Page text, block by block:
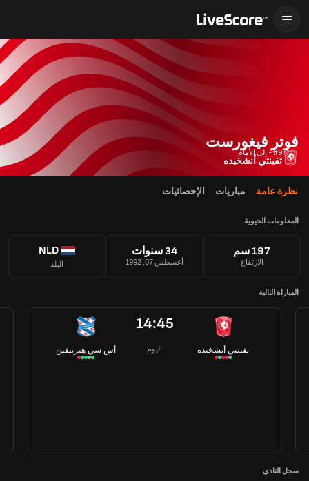
فوتر فيغورست
#9 - إلى الأمام
تفينتي أنشخيده
نظرة عامة مباريات الإحصائيات
المعلومات الحيوية
197 سم
الارتفاع
34 سنوات
أغسطس 07, 1992
NLD
البلد
المباراة التالية
أس سي هيرينفين
14:45
اليوم تفينتي أنشخيده
سجل النادي